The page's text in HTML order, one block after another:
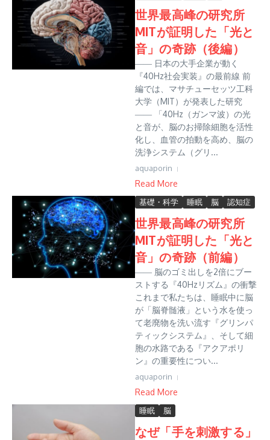
世界最高峰の研究所
MITが証明した「光と
音」の奇跡（後編）
―― 日本の大手企業が動く
『40Hz社会実装』の最前線 前
編では、マサチューセッツ工科
大学（MIT）が発表した研究
―― 「40Hz（ガンマ波）の光
と音が、脳のお掃除細胞を活性
化し、血管の拍動を高め、脳の
洗浄システム（グリ...
aquaporin
Read More
基礎・科学 睡眠 脳 認知症
世界最高峰の研究所
MITが証明した「光と
音」の奇跡（前編）
―― 脳のゴミ出しを2倍にブー
ストする『40Hzリズム』の衝撃
これまで私たちは、睡眠中に脳
が「脳脊髄液」という水を使っ
て老廃物を洗い流す『グリンパ
ティックシステム』、そして細
胞の水路である『アクアポリ
ン』の重要性につい...
aquaporin
Read More
睡眠 脳
なぜ「手を刺激する」